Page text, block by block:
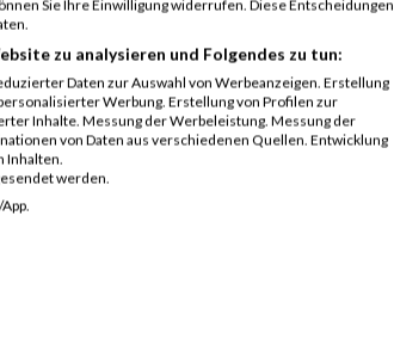
Sie Ihre Einwilligung widerrufen. Diese Entscheidungen
zu analysieren und Folgendes zu tun:
Daten zur Auswahl von Werbeanzeigen. Erstellung
Werbung. Erstellung von Profilen zur
Inhalte. Messung der Werbeleistung. Messung der
von Daten aus verschiedenen Quellen. Entwicklung
Inhalten.
werden.